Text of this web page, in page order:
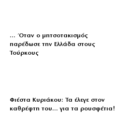
… Όταν ο μητσοτακισμός
παρέδωσε την Ελλάδα στους
Τούρκους
Φιέστα Κυριάκου: Τα έλεγε στον
καθρέφτη του… για τα ρουσφέτια!